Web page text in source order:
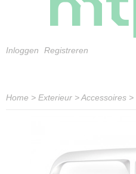
Inloggen Registreren
Home > Exterieur >Accessoires >